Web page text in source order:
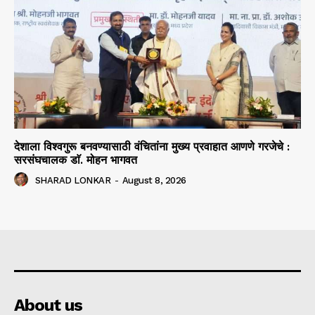
देशाला विश्वगुरू बनवण्यासाठी वंचितांना मुख्य प्रवाहात आणणे गरजेचे :
सरसंघचालक डाॅ. मोहन भागवत
SHARAD LONKAR - August 8, 2026
About us